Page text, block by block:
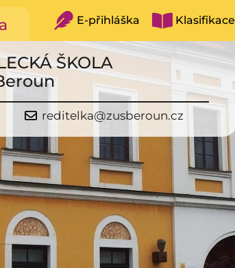
E-přihláška Klasifikace
ŠKOLA
reditelka@zusberoun.cz